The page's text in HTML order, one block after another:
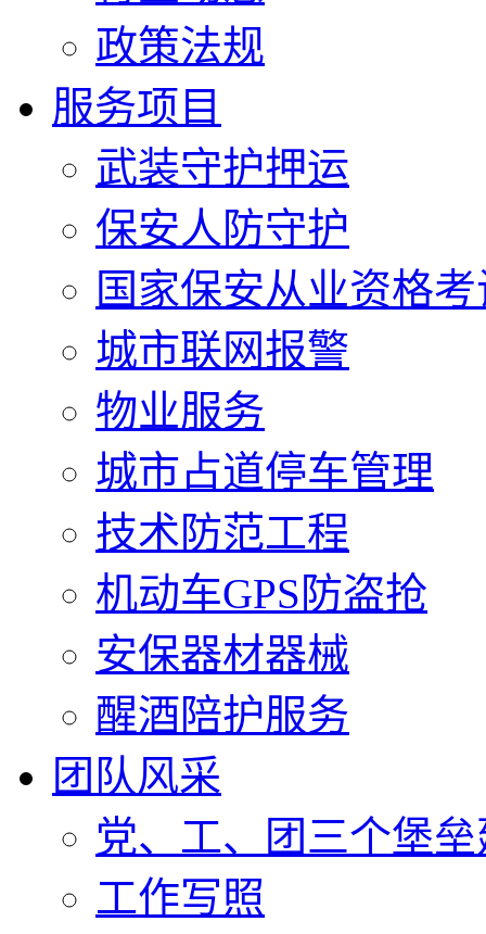
政策法规
服务项目
武装守护押运
保安人防守护
国家保安从业资格
城市联网报警
物业服务
城市占道停车管理
技术防范工程
机动车GPS防盗抢
安保器材器械
醒酒陪护服务
团队风采
党、工、团三个堡
工作写照